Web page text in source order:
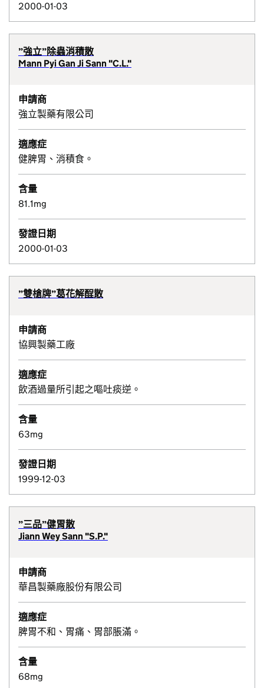
2000-01-03
”強立”除蟲消積散
Mann Pyi Gan Ji Sann "C.L."
申請商
強立製藥有限公司
適應症
健脾胃、消積食。
含量
81.1mg
發證日期
2000-01-03
”雙槍牌”葛花解酲散
申請商
協興製藥工廠
適應症
飲酒過量所引起之嘔吐痰逆。
含量
63mg
發證日期
1999-12-03
”三品”健胃散
Jiann Wey Sann "S.P."
申請商
華昌製藥廠股份有限公司
適應症
脾胃不和、胃痛、胃部脹滿。
含量
68mg